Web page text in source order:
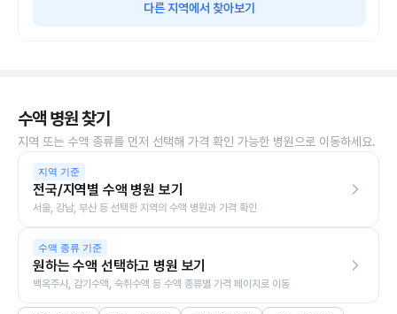
다른 지역에서 찾아보기
수액 병원 찾기
지역 또는 수액 종류를 먼저 선택해 가격 확인 가능한 병원으로 이동하세요.
지역 기준
전국/지역별 수액 병원 보기
서울, 강남, 부산 등 선택한 지역의 수액 병원과 가격 확인
수액 종류 기준
원하는 수액 선택하고 병원 보기
백옥주사, 감기수액, 숙취수액 등 수액 종류별 가격 페이지로 이동